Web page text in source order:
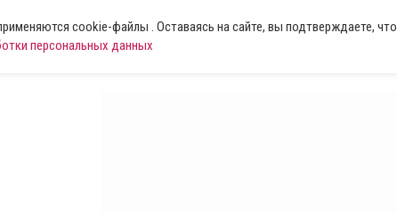
cookie-файлы . Оставаясь на сайте, вы подтверждаете, что
персональных данных